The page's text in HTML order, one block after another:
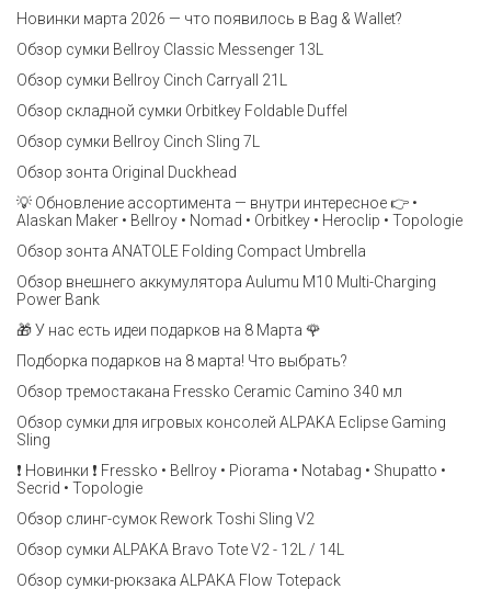
Новинки марта 2026 — что появилось в Bag & Wallet?
Обзор сумки Bellroy Classic Messenger 13L
Обзор сумки Bellroy Cinch Carryall 21L
Обзор складной сумки Orbitkey Foldable Duffel
Обзор сумки Bellroy Cinch Sling 7L
Обзор зонта Original Duckhead
💡 Обновление ассортимента — внутри интересное 👉 •
Alaskan Maker • Bellroy • Nomad • Orbitkey • Heroclip • Topologie
Обзор зонта ANATOLE Folding Compact Umbrella
Обзор внешнего аккумулятора Aulumu M10 Multi-Charging
Power Bank
🎁 У нас есть идеи подарков на 8 Марта 🌹
Подборка подарков на 8 марта! Что выбрать?
Обзор тремостакана Fressko Ceramic Camino 340 мл
Обзор сумки для игровых консолей ALPAKA Eclipse Gaming
Sling
❗️ Новинки ❗️ Fressko • Bellroy • Piorama • Notabag • Shupatto •
Secrid • Topologie
Обзор слинг-сумок Rework Toshi Sling V2
Обзор сумки ALPAKA Bravo Tote V2 - 12L / 14L
Обзор сумки-рюкзака ALPAKA Flow Totepack